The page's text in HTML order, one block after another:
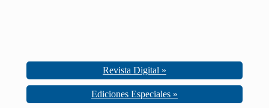
Revista Digital »
Ediciones Especiales »